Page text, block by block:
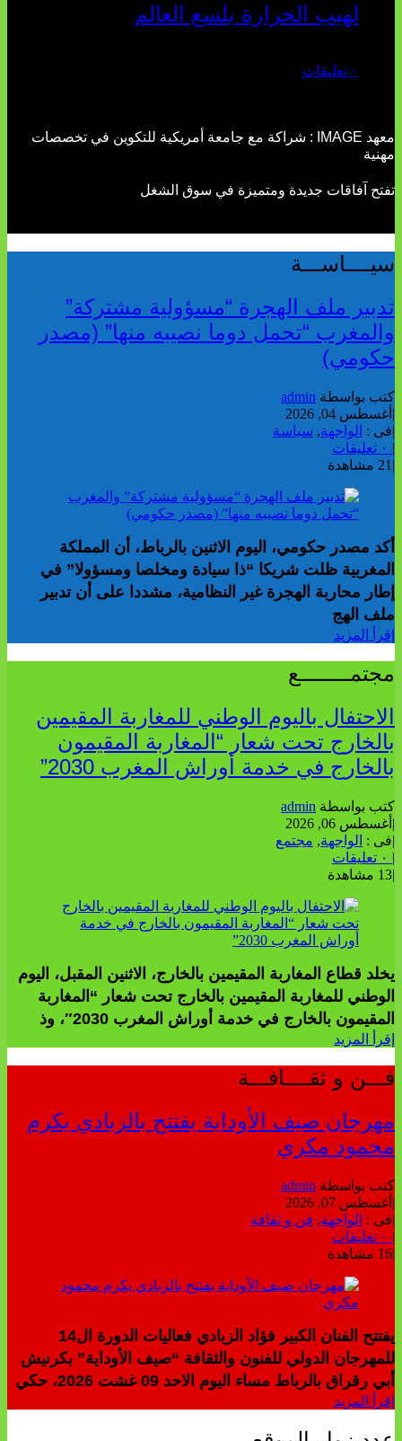
لهيب الحرارة يلسع العالم
٠ تعليقات
معهد IMAGE : شراكة مع جامعة أمريكية للتكوين في تخصصات
مهنية
تفتح آفاقات جديدة ومتميزة في سوق الشغل
سيــــاســـة
تدبير ملف الهجرة “مسؤولية مشتركة”
والمغرب “تحمل دوما نصيبه منها” (مصدر
حكومي)
كتب بواسطة admin
| أغسطس 04, 2026
|فى : الواجهة, سياسة
|
| 21 مشاهدة
أكد مصدر حكومي، اليوم الاثنين بالرباط، أن المملكة
المغربية ظلت شريكا “ذا سيادة ومخلصا ومسؤولا” في
إطار محاربة الهجرة غير النظامية، مشددا على أن تدبير
ملف الهج
إقرأ المزيد
مجتمــــــــع
الاحتفال باليوم الوطني للمغاربة المقيمين
بالخارج تحت شعار “المغاربة المقيمون
بالخارج في خدمة أوراش المغرب 2030”
كتب بواسطة admin
| أغسطس 06, 2026
|فى : الواجهة, مجتمع
|
|13 مشاهدة
يخلد قطاع المغاربة المقيمين بالخارج، الاثنين المقبل، اليوم
الوطني للمغاربة المقيمين بالخارج تحت شعار “المغاربة
المقيمون بالخارج في خدمة أوراش المغرب 2030″، وذ
إقرأ المزيد
فـــن و ثقــــافـــة
مهرجان صيف الأوداية يفتتح بالزبادي يكرم
محمود مكري
كتب بواسطة admin
| أغسطس 07, 2026
|فى : الواجهة, فن و ثقافة
|
|16 مشاهدة
يفتتح الفنان الكبير فؤاد الزبادي فعاليات الدورة ال14
للمهرجان الدولي للفنون والثقافة “صيف الأوداية” بكرنيش
أبي رقراق بالرباط مساء اليوم الاحد 09 غشت 2026، حكي
إقرأ المزيد